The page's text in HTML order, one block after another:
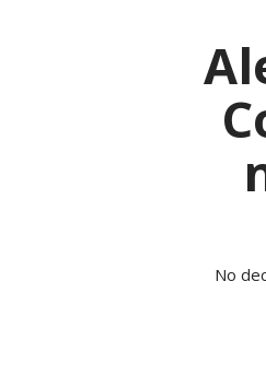
No